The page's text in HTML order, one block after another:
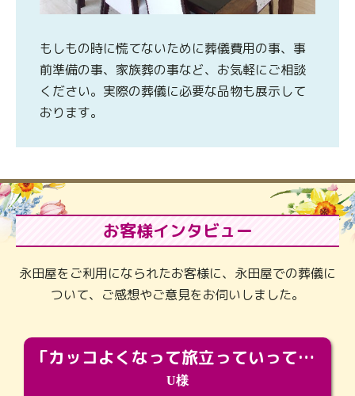
もしもの時に慌てないために葬儀費用の事、事
前準備の事、家族葬の事など、お気軽にご相談
ください。実際の葬儀に必要な品物も展示して
おります。
お客様インタビュー
永田屋をご利用になられたお客様に、永田屋での葬儀に
ついて、ご感想やご意見をお伺いしました。
「カッコよくなって旅立っていってくれました（笑）もっとカッコいいって言ってあげればよかったな」
U様